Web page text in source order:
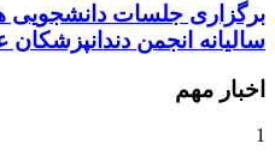
برگزاری جلسات دانشجویی
سالیانه انجمن
اخبار مهم
1